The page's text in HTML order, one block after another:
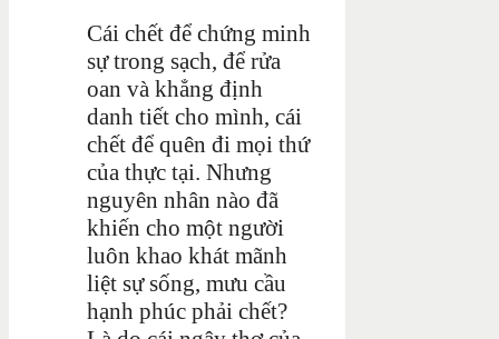
Cái chết để chứng minh
sự trong sạch, để rửa
oan và khẳng định
danh tiết cho mình, cái
chết để quên đi mọi thứ
của thực tại. Nhưng
nguyên nhân nào đã
khiến cho một người
luôn khao khát mãnh
liệt sự sống, mưu cầu
hạnh phúc phải chết?